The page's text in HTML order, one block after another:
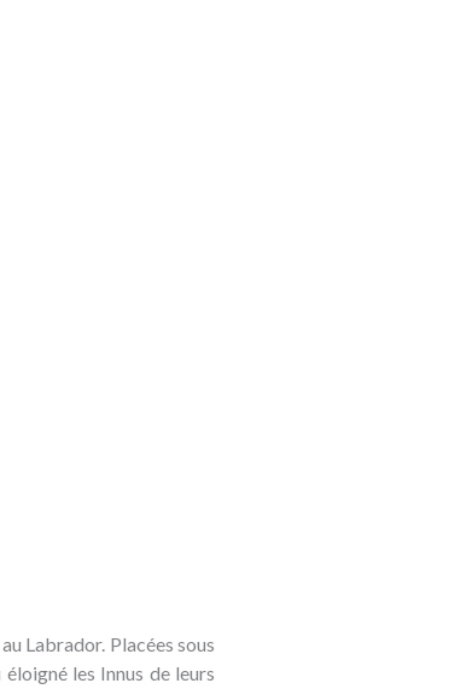
Labrador. Placées sous
les Innus de leurs